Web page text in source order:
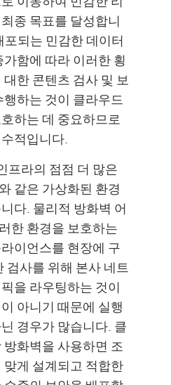
종 목표를 달성합니
되는 민감한 데이터
함에 따라 이러한 횡
한 콘텐츠 검사 및 보
하는 것이 클라우드
하는 데 중요하므로
적입니다.
프라의 점점 더 많은
같은 가상화된 환경
다. 물리적 방화벽 어
한 환경을 보호하는
이언스를 현장에 구
검사를 위해 본사 네트
을 라우팅하는 것이
아니기 때문에 실행
경우가 많습니다. 클
화벽을 사용하면 조
게 설계되고 적합한